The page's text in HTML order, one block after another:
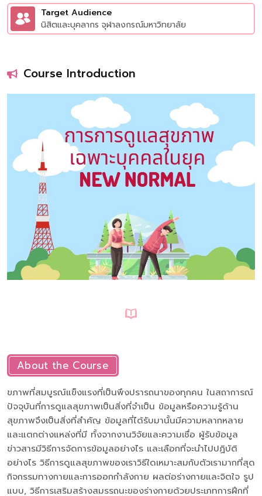
Target Audience
นิสิตและบุคลากร จุฬาลงกรณ์มหาวิทยาลัย
Course Introduction
About the Course
ขภาพที่สมบูรณ์แข็งแรงที่เป็นพึงปรารถนาของทุกคน ในสถาการณ์
ปัจจุบันที่การดูแลสุขภาพเป็นสิ่งที่จำเป็น ข้อมูลหรือความรู้ด้าน
สุขภาพจึงเป็นสิ่งที่สำคัญ ข้อมูลที่ได้รับมานั้นมีความหลากหลาย
และแตกต่างแหล่งที่มี ทั้งจากงานวิจัยและความเชื่อ ผู้รับข้อมูล
ข่าวสารมีวิธีการจัดการข้อมูลอย่างไร และเลือกที่จะนำไปปฏิบัติ
อย่างไร วิธีการดูแลสุขภาพของเราวิธีใดเหมาะสมกับตัวเรามากที่สุด
กิจกรรมทางกายและการออกกำลังกาย ผลต่อร่างกายและจิตใจ รูป
แบบ, วิธีการเสริมสร้างสมรรถนะของร่างกายด้วยประเภทการฝึกที่